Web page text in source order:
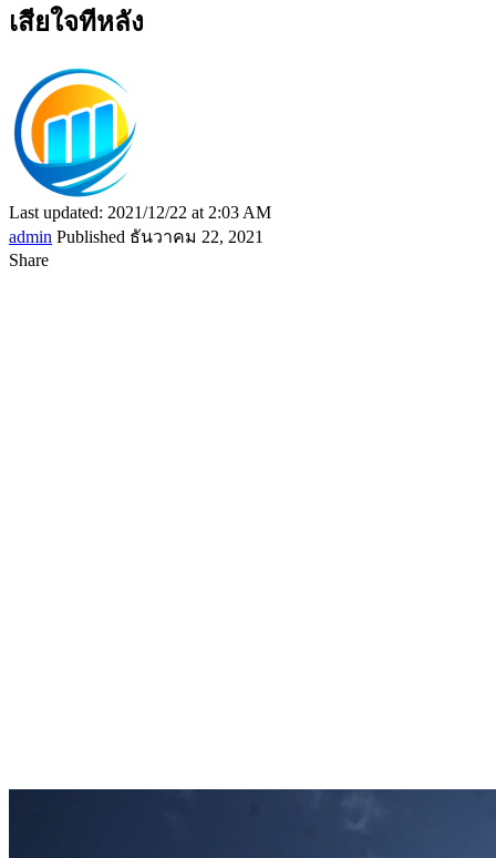
เสียใจทีหลัง
Last updated: 2021/12/22 at 2:03 AM
admin Published ธันวาคม 22, 2021
Share